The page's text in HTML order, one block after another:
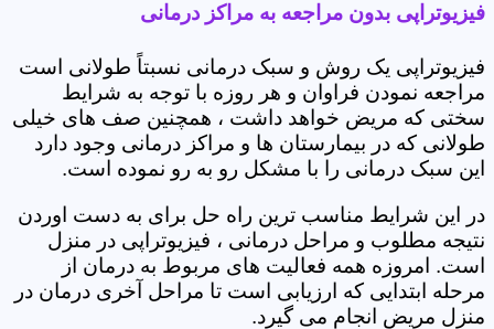
فیزیوتراپی بدون مراجعه به مراکز درمانی
فیزیوتراپی یک روش و سبک درمانی نسبتاً طولانی است
مراجعه نمودن فراوان و هر روزه با توجه به شرایط
سختی که مریض خواهد داشت ، همچنین صف های خیلی
طولانی که در بیمارستان ها و مراکز درمانی وجود دارد
این سبک درمانی را با مشکل رو به رو نموده است.
در این شرایط مناسب ترین راه حل برای به دست اوردن
نتیجه مطلوب و مراحل درمانی ، فیزیوتراپی در منزل
است. امروزه همه فعالیت های مربوط به درمان از
مرحله ابتدایی که ارزیابی است تا مراحل آخری درمان در
منزل مریض انجام می گیرد.